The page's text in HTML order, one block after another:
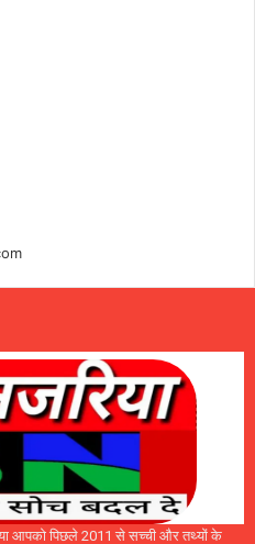
आपको पिछले 2011 से सच्ची और तथ्यों के